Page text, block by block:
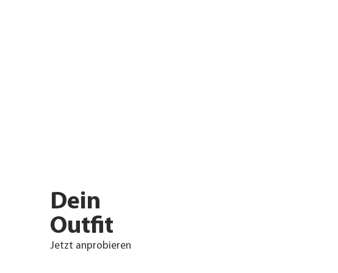
Dein
Outfit
Jetzt anprobieren